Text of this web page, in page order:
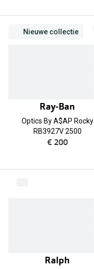
Nieuwe collectie
Ray-Ban
Optics By A$AP Rocky
RB3927V 2500
€ 200
Ralph